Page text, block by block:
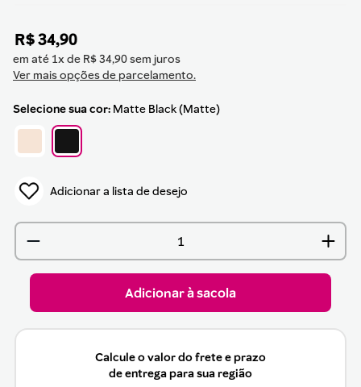
R$34,90
em até 1x de R$34,90sem juros
Ver mais opções de parcelamento.
sua cor Matte Black (Matte)
Adicionar à sacola
Calcule o valor do frete e prazo
de entrega para sua região